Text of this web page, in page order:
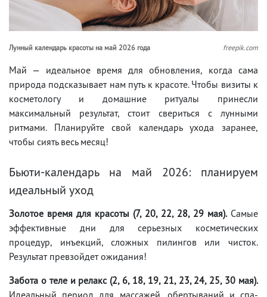
Лунный календарь красоты на май 2026 года freepik.com
Май — идеальное время для обновления, когда сама
природа подсказывает нам путь к красоте. Чтобы визиты к
косметологу и домашние ритуалы принесли
максимальный результат, стоит свериться с лунными
ритмами. Планируйте свой календарь ухода заранее,
чтобы сиять весь месяц!
Бьюти-календарь на май 2026: планируем
идеальный уход
Золотое время для красоты (7, 20, 22, 28, 29 мая).Самые
эффективные дни для серьезных косметических
процедур, инъекций, сложных пилингов или чисток.
Результат превзойдет ожидания!
Забота о теле и релакс (2, 6, 18, 19, 21, 23, 24, 25, 30 мая).
Идеальный период для массажей, обертываний и спа-